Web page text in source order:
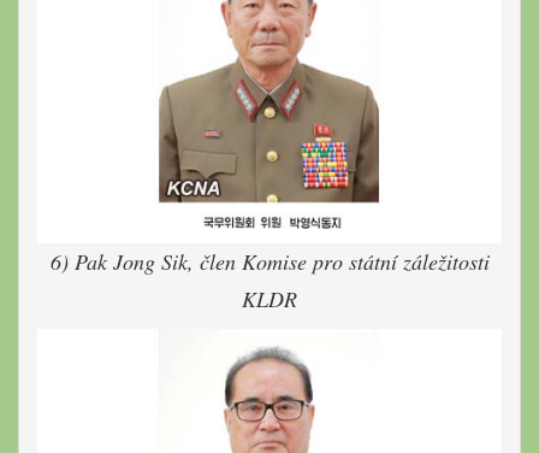
6) Pak Jong Sik, člen Komise pro státní záležitosti
KLDR